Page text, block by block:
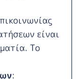
είναι
Το
: